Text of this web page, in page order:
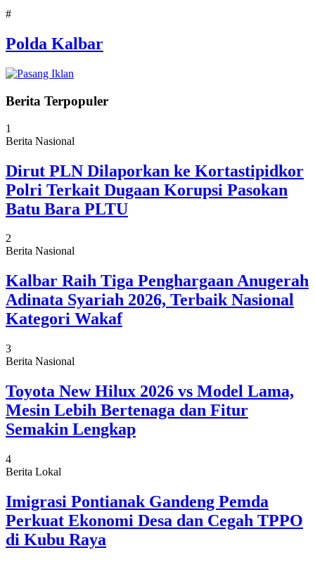
#
Polda Kalbar
Berita Terpopuler
1
Berita Nasional
Dirut PLN Dilaporkan ke Kortastipidkor
Polri Terkait Dugaan Korupsi Pasokan
Batu Bara PLTU
2
Berita Nasional
Kalbar Raih Tiga Penghargaan Anugerah
Adinata Syariah 2026, Terbaik Nasional
Kategori Wakaf
3
Berita Nasional
Toyota New Hilux 2026 vs Model Lama,
Mesin Lebih Bertenaga dan Fitur
Semakin Lengkap
4
Berita Lokal
Imigrasi Pontianak Gandeng Pemda
Perkuat Ekonomi Desa dan Cegah TPPO
di Kubu Raya